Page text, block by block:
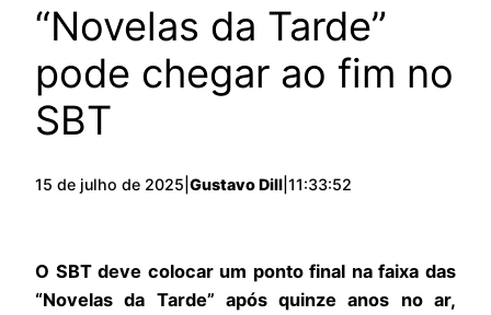
“Novelas da Tarde”
pode chegar ao fim no
SBT
15 de julho de 2025 Gustavo Dill 11:33:52
O SBT deve colocar um ponto final na faixa das
“Novelas da Tarde” após quinze anos no ar,